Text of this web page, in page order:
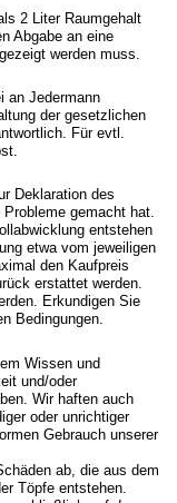
2 Liter Raumgehalt
Abgabe an eine
werden muss.
an Jedermann
der gesetzlichen
Für evtl.
Deklaration des
gemacht hat.
entstehen
etwa vom jeweiligen
den Kaufpreis
erstattet werden.
Erkundigen Sie
Bedingungen.
Wissen und
und/oder
Wir haften auch
oder unrichtiger
Gebrauch unserer
ab, die aus dem
Töpfe entstehen.